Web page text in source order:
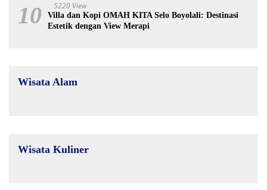
10 5220 View
Villa dan Kopi OMAH KITA Selo Boyolali: Destinasi
Estetik dengan View Merapi
Wisata Alam
Wisata Kuliner